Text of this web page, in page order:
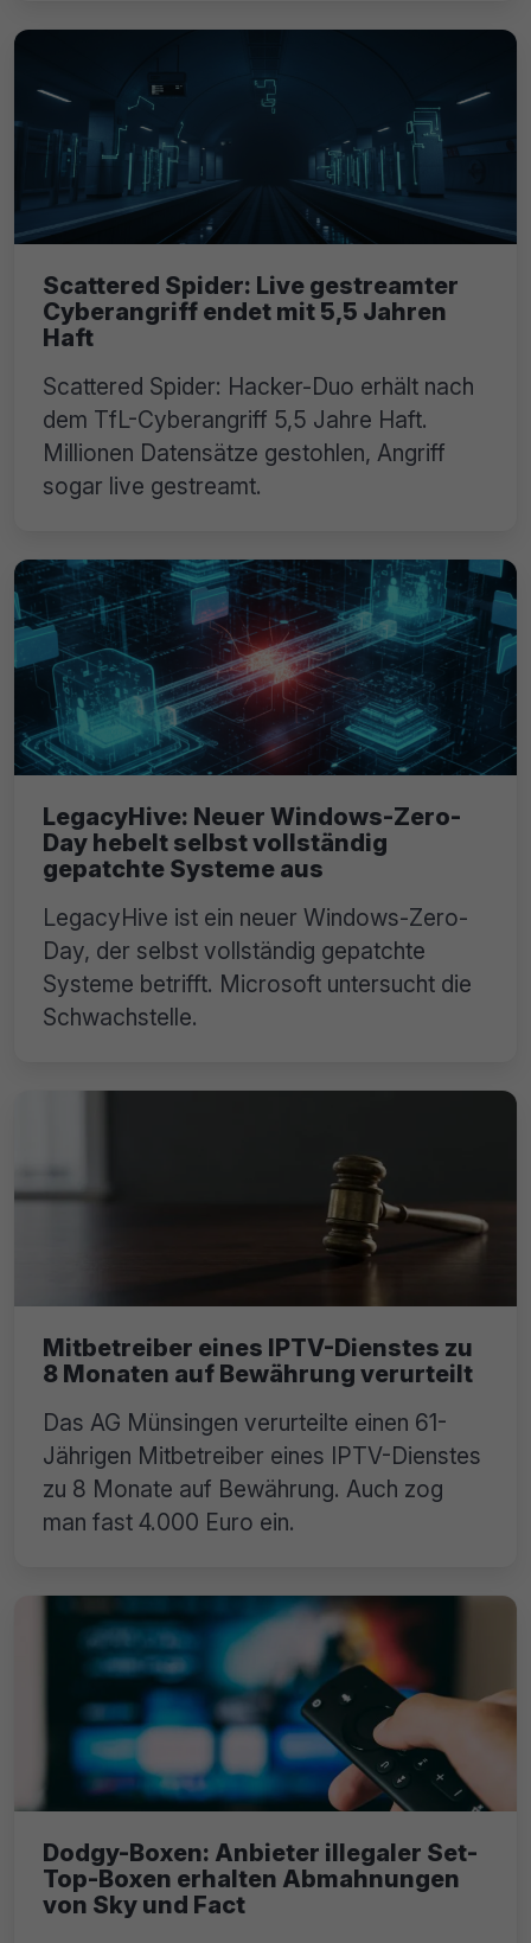
Scattered Spider: Live gestreamter
Cyberangriff endet mit 5,5 Jahren
Haft
Scattered Spider: Hacker-Duo erhält nach
dem TfL-Cyberangriff 5,5 Jahre Haft.
Millionen Datensätze gestohlen, Angriff
sogar live gestreamt.
LegacyHive: Neuer Windows-Zero-
Day hebelt selbst vollständig
gepatchte Systeme aus
LegacyHive ist ein neuer Windows-Zero-
Day, der selbst vollständig gepatchte
Systeme betrifft. Microsoft untersucht die
Schwachstelle.
Mitbetreiber eines IPTV-Dienstes zu
8 Monaten auf Bewährung verurteilt
Das AG Münsingen verurteilte einen 61-
Jährigen Mitbetreiber eines IPTV-Dienstes
zu 8 Monate auf Bewährung. Auch zog
man fast 4.000 Euro ein.
Dodgy-Boxen: Anbieter illegaler Set-
Top-Boxen erhalten Abmahnungen
von Sky und Fact